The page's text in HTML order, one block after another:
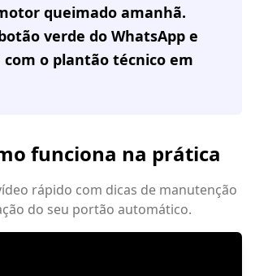
queimado amanhã.
verde do WhatsApp e
o plantão técnico em
funciona na prática
rápido com dicas de manutenção
do seu portão automático.